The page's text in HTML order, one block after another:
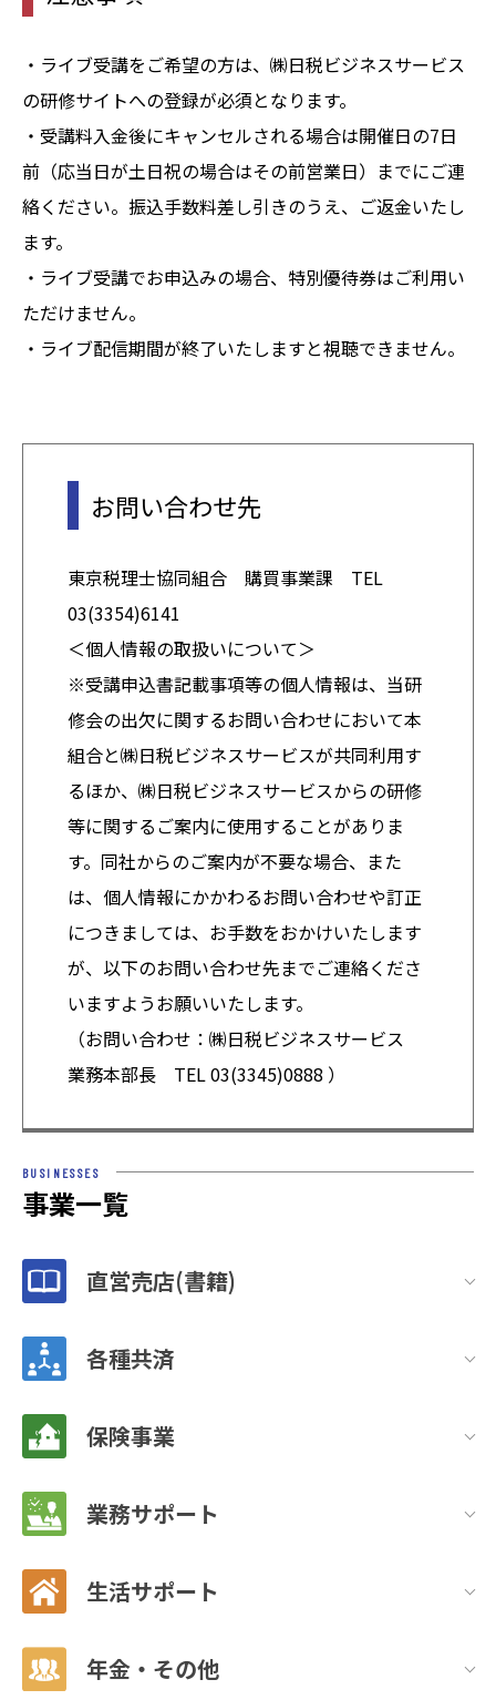
・ライブ受講をご希望の方は、㈱日税ビジネスサービス
の研修サイトへの登録が必須となります。
・受講料入金後にキャンセルされる場合は開催日の7日
前（応当日が土日祝の場合はその前営業日）までにご連
絡ください。振込手数料差し引きのうえ、ご返金いたし
ます。
・ライブ受講でお申込みの場合、特別優待券はご利用い
ただけません。
・ライブ配信期間が終了いたしますと視聴できません。
お問い合わせ先
東京税理士協同組合 購買事業課 TEL
03(3354)6141
＜個人情報の取扱いについて＞
※受講申込書記載事項等の個人情報は、当研
修会の出欠に関するお問い合わせにおいて本
組合と㈱日税ビジネスサービスが共同利用す
るほか、㈱日税ビジネスサービスからの研修
等に関するご案内に使用することがありま
す。同社からのご案内が不要な場合、また
は、個人情報にかかわるお問い合わせや訂正
につきましては、お手数をおかけいたします
が、以下のお問い合わせ先までご連絡くださ
いますようお願いいたします。
（お問い合わせ：㈱日税ビジネスサービス
業務本部長 TEL 03(3345)0888 ）
BUSINESSES
事業一覧
直営売店(書籍)
各種共済
保険事業
業務サポート
生活サポート
年金・その他